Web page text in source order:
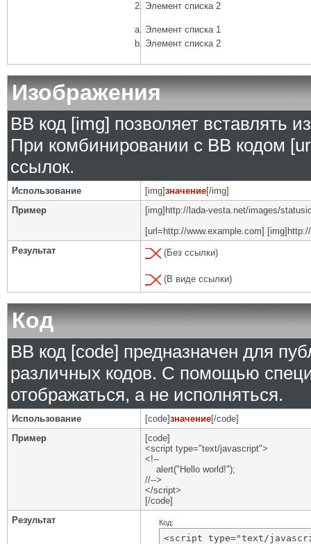
Элемент списка 2
Элемент списка 1
Элемент списка 2
Изображения
BB код [img] позволяет вставлять
При комбинировании с BB кодом
ссылок.
Использование [img]значение[/img]
Пример
[img]http://lada-vesta.net/images/
[url=http://www.example.com]
Результат
(Без ссылки)
(В виде ссылки)
Код
BB код [code] предназначен для
различных кодов. С помощью
отображаться, а не исполняться.
Использование [code]значение[/code]
Пример
[code]
<script type="text/javascript">
<!--
alert("Hello world!");
//-->
</script>
[/code]
Результат
Код:
<script type="text/